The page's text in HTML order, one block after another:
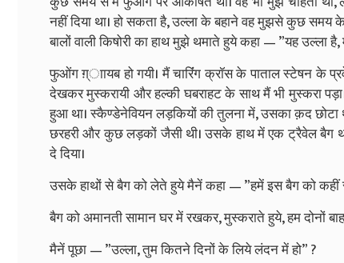
नहीं दिया था। हो सकता है, उल्ला के बहाने वह मुझसे कुछ समय
बालों वाली किषोरी का हाथ मुझे थमाते हुये कहा — ”यह उल्ला
फुओंग ग़्ाायब हो गयी। मैं चारिंंग क्रॉस के पाताल स्टेषन के
देखकर मुस्करायी और हल्की घबराहट के साथ मैं भी मुस्करा
हुआ था। स्कैण्डेनेवियन लड़कियों की तुलना में, उसका क़द छोटा
छरहरी और कुछ लड़कों जैसी थी। उसके हाथ में एक ट्रैवेल बैग
दे दिया।
उसके हाथों से बैग को लेते हुये मैनें कहा — ”हमें इस बैग को कहीं
बैग को अमानती सामान घर में रखकर, मुस्कराते हुये, हम दोनों
मैनें पूछा — ”उल्ला, तुम कितने दिनों के लिये लंदन में हो” ?